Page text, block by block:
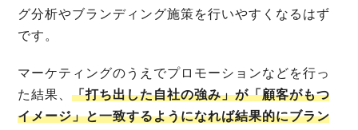
グ分析やブランディング施策を行いやすくなるはず
です。
マーケティングのうえでプロモーションなどを行っ
た結果、「打ち出した自社の強み」が「顧客がもつ
イメージ」と一致するようになれば結果的にブラン